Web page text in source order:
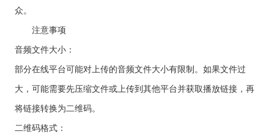
众。
注意事项
音频文件大小：
部分在线平台可能对上传的音频文件大小有限制。如果文件过
大，可能需要先压缩文件或上传到其他平台并获取播放链接，再
将链接转换为二维码。
二维码格式：